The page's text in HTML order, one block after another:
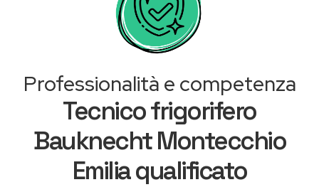
Professionalità e competenza
Tecnico frigorifero
Bauknecht Montecchio
Emilia qualificato